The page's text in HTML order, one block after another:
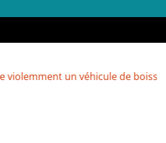
un véhicule de boissons à